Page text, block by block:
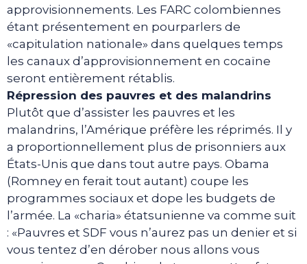
approvisionnements. Les FARC colombiennes
étant présentement en pourparlers de
«capitulation nationale» dans quelques temps
les canaux d’approvisionnement en cocaïne
seront entièrement rétablis.
Répression des pauvres et des malandrins
Plutôt que d’assister les pauvres et les
malandrins, l’Amérique préfère les réprimés. Il y
a proportionnellement plus de prisonniers aux
États-Unis que dans tout autre pays. Obama
(Romney en ferait tout autant) coupe les
programmes sociaux et dope les budgets de
l’armée. La «charia» étatsunienne va comme suit
: «Pauvres et SDF vous n’aurez pas un denier et si
vous tentez d’en dérober nous allons vous